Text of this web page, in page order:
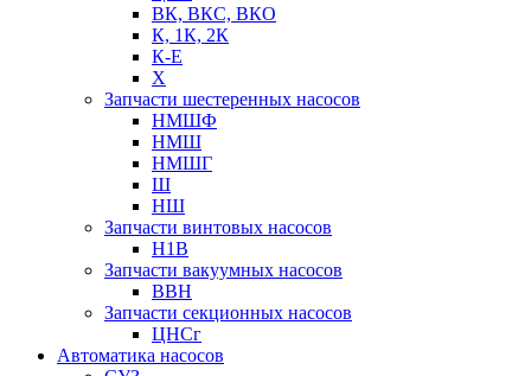
ВК, ВКС, ВКО
К, 1К, 2К
К-Е
Х
Запчасти шестеренных насосов
НМШФ
НМШ
НМШГ
Ш
НШ
Запчасти винтовых насосов
Н1В
Запчасти вакуумных насосов
ВВН
Запчасти секционных насосов
ЦНСг
Автоматика насосов